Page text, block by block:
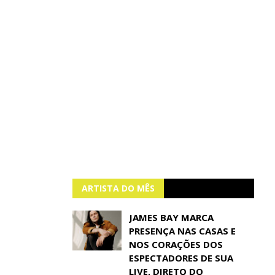
ARTISTA DO MÊS
JAMES BAY MARCA
PRESENÇA NAS CASAS E
NOS CORAÇÕES DOS
ESPECTADORES DE SUA
LIVE, DIRETO DO